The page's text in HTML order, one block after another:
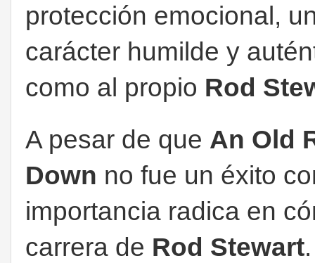
protección emocional,
carácter humilde y
como al propio Rod
A pesar de que An Old
Down no fue un éxito
importancia radica en
carrera de Rod Stewart